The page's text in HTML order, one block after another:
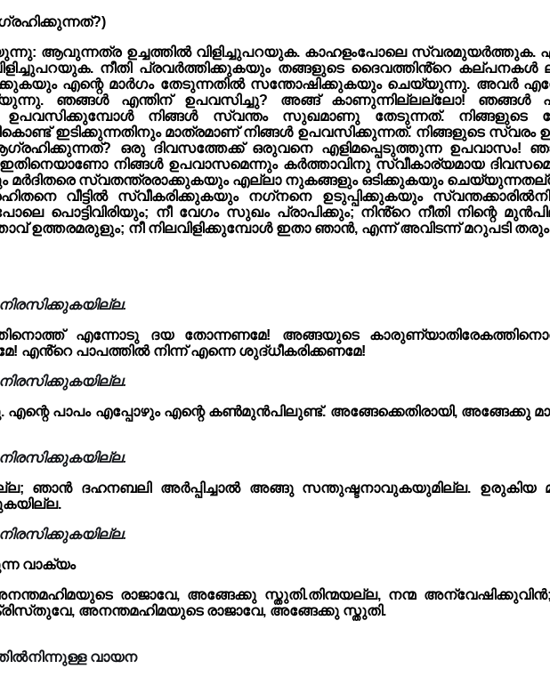
ആവുന്നത്ര ഉച്ചത്തിൽ വിളിച്ചുപറയുക. കാഹളംപോലെ സ്വരമുയർത്തുക.
നീതി പ്രവർത്തിക്കുകയും തങ്ങളുടെ ദൈവത്തിൻ്റെ കല്‌പനകൾ
എന്റെ മാർഗം തേടുന്നതിൽ സന്തോഷിക്കുകയും ചെയ്യുന്നു. അവർ
ഞങ്ങൾ എന്തിന് ഉപവസിച്ചു? അങ്ങ് കാണുന്നില്ലല്ലോ! ഞങ്ങൾ
ഉപവസിക്കുമ്പോൾ നിങ്ങൾ സ്വന്തം സുഖമാണു തേടുന്നത്. നിങ്ങളുടെ
ഇടിക്കുന്നതിനും മാത്രമാണ് നിങ്ങൾ ഉപവസിക്കുന്നത്. നിങ്ങളുടെ സ്വരം
ഒരു ദിവസത്തേക്ക് ഒരുവനെ എളിമപ്പെടുത്തുന്ന ഉപവാസം!
നിങ്ങൾ ഉപവാസമെന്നും കർത്താവിനു സ്വീകാര്യമായ
സ്വതന്ത്രരാക്കുകയും എല്ലാ നുകങ്ങളും ഒടിക്കുകയും
വീട്ടിൽ സ്വീകരിക്കുകയും നഗ്‌നനെ ഉടുപ്പിക്കുകയും
പൊട്ടിവിരിയും; നീ വേഗം സുഖം പ്രാപിക്കും; നിൻ്റെ നീതി നിന്റെ
ഉത്തരമരുളും; നീ നിലവിളിക്കുമ്പോൾ ഇതാ ഞാൻ, എന്ന് അവിടന്ന് മറുപടി
എന്നോടു ദയ തോന്നണമേ! അങ്ങയുടെ
എൻ്റെ പാപത്തിൽ നിന്ന് എന്നെ ശുദ്‌ധീകരിക്കണമേ!
പാപം എപ്പോഴും എന്റെ കൺമുൻപിലുണ്ട്. അങ്ങേക്കെതിരായി, അങ്ങേക്കു
ഞാൻ ദഹനബലി അർപ്പിച്ചാൽ അങ്ങു സന്തുഷ്ട‌നാവുകയുമില്ല.
വാക്യം
രാജാവേ, അങ്ങേക്കു സ്തുതി.തിന്മയല്ല, നന്മ
അനന്തമഹിമയുടെ രാജാവേ, അങ്ങേക്കു സ്തുതി.
വായന